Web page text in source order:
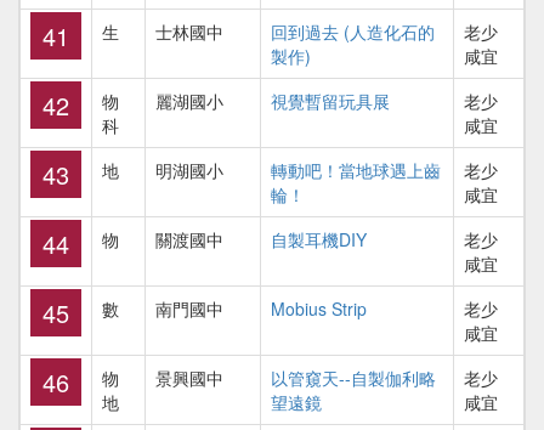
41 生 士林國中
回到過去 (人造化石的
製作)
老少
咸宜
42
物
科
麗湖國小 視覺暫留玩具展
老少
咸宜
43 地 明湖國小
轉動吧！當地球遇上齒
輪！
老少
咸宜
44 物 關渡國中 自製耳機DIY
老少
咸宜
45 數 南門國中 Mobius Strip
老少
咸宜
46
物
地
景興國中
以管窺天--自製伽利略
望遠鏡
老少
咸宜